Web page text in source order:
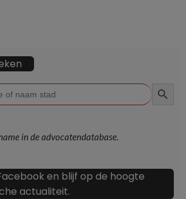
in de advocatendatabase.
en blijf op de hoogte
actualiteit.